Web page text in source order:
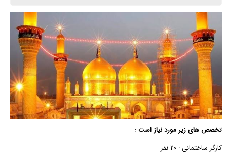
تخصص های زیر مورد نیاز است :
کارگر ساختمانی : ۲۰ نفر